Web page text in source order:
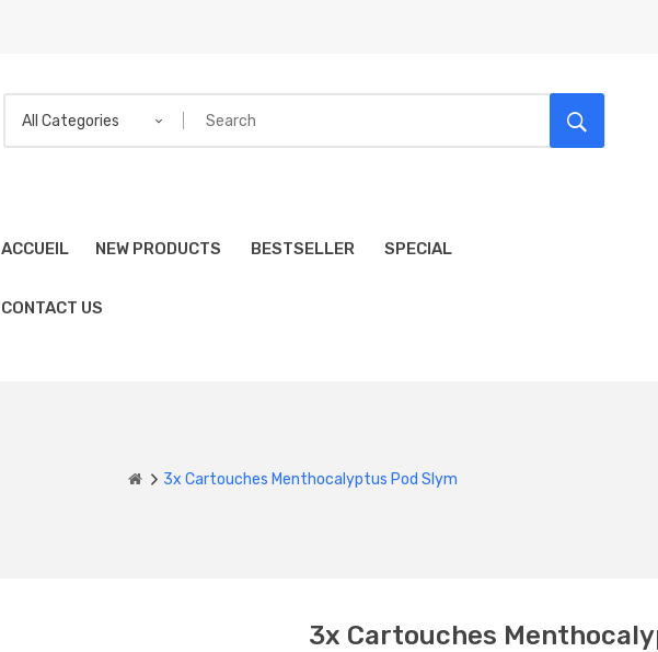
All Categories
ACCUEIL NEW PRODUCTS BESTSELLER SPECIAL
CONTACT US
3x Cartouches Menthocalyptus Pod Slym
3x Cartouches